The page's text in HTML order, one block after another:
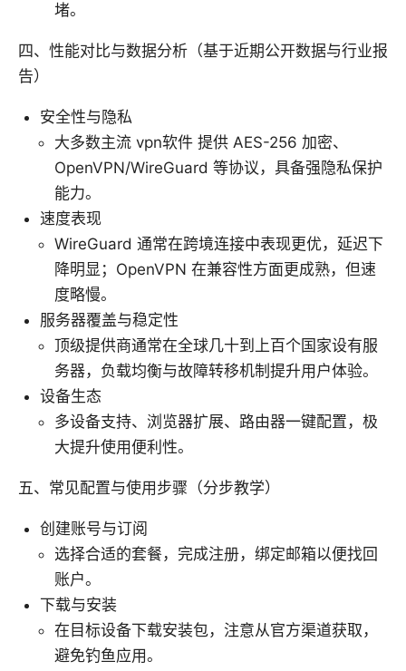
堵。
四、性能对比与数据分析（基于近期公开数据与行业报
告）
安全性与隐私
大多数主流 vpn软件 提供 AES-256 加密、
OpenVPN/WireGuard 等协议，具备强隐私保护
能力。
速度表现
WireGuard 通常在跨境连接中表现更优，延迟下
降明显；OpenVPN 在兼容性方面更成熟，但速
度略慢。
服务器覆盖与稳定性
顶级提供商通常在全球几十到上百个国家设有服
务器，负载均衡与故障转移机制提升用户体验。
设备生态
多设备支持、浏览器扩展、路由器一键配置，极
大提升使用便利性。
五、常见配置与使用步骤（分步教学）
创建账号与订阅
选择合适的套餐，完成注册，绑定邮箱以便找回
账户。
下载与安装
在目标设备下载安装包，注意从官方渠道获取，
避免钓鱼应用。